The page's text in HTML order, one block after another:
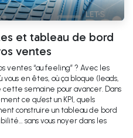
et tableau de bord
ventes
ventes “au feeling” ? Avec les
vous en êtes, où ça bloque (leads,
cette semaine pour avancer. Dans
ce qu’est un KPI, quels
construire un tableau de bord
sans vous noyer dans les